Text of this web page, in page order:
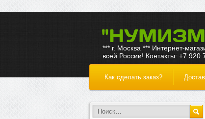
*** г. Москва *** Интернет-
всей России! Контакты: +7
Как сделать заказ?